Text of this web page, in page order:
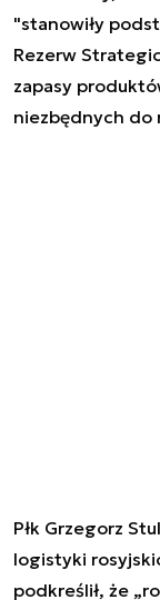
"stanowiły
Rezerw
zapasy
niezbędnych do
Płk Grzegorz
logistyki
podkreślił, że